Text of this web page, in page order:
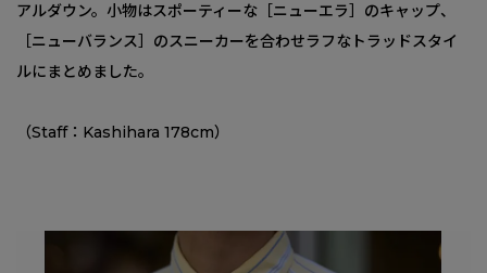
アルダウン。小物はスポーティーな［ニューエラ］のキャップ、
［ニューバランス］のスニーカーを合わせラフなトラッドスタイ
ルにまとめました。
（Staff：Kashihara 178cm）